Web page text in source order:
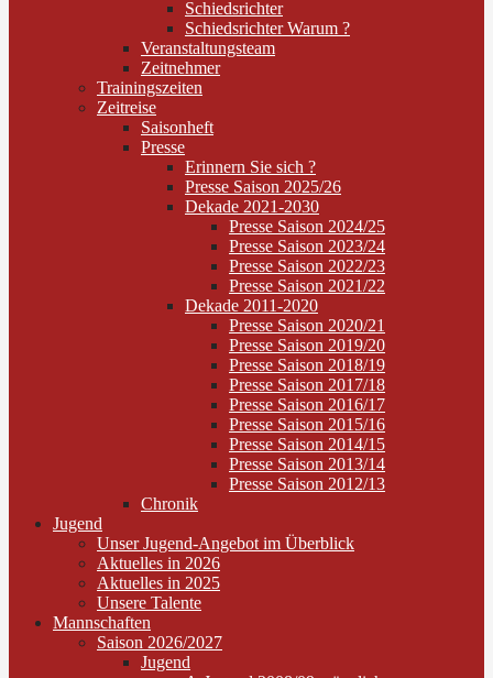
Schiedsrichter
Schiedsrichter Warum ?
Veranstaltungsteam
Zeitnehmer
Trainingszeiten
Zeitreise
Saisonheft
Presse
Erinnern Sie sich ?
Presse Saison 2025/26
Dekade 2021-2030
Presse Saison 2024/25
Presse Saison 2023/24
Presse Saison 2022/23
Presse Saison 2021/22
Dekade 2011-2020
Presse Saison 2020/21
Presse Saison 2019/20
Presse Saison 2018/19
Presse Saison 2017/18
Presse Saison 2016/17
Presse Saison 2015/16
Presse Saison 2014/15
Presse Saison 2013/14
Presse Saison 2012/13
Chronik
Jugend
Unser Jugend-Angebot im Überblick
Aktuelles in 2026
Aktuelles in 2025
Unsere Talente
Mannschaften
Saison 2026/2027
Jugend